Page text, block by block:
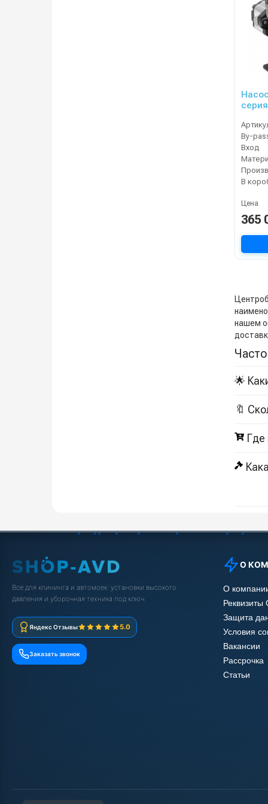
бар)
By-
Вход
В
Цена
365
нашем
🌟
🔖
Всё для клининга и автомоек: установки высокого
давления и уборочная техника под ключ.
Яндекс Отзывы 5.0
Заказать звонок
О
О
Защита
Условия
Вакансии
Рассрочка
Статьи